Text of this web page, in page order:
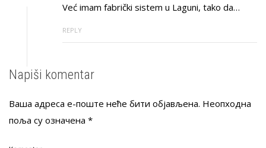
Već imam fabrički sistem u Laguni, tako da…
REPLY
Napiši komentar
Ваша адреса е-поште неће бити објављена. Неопходна
поља су означена *